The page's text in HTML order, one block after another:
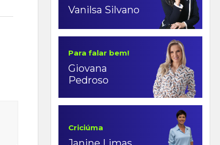
Vanilsa Silvano
Para falar bem!
Giovana
Pedroso
Criciúma